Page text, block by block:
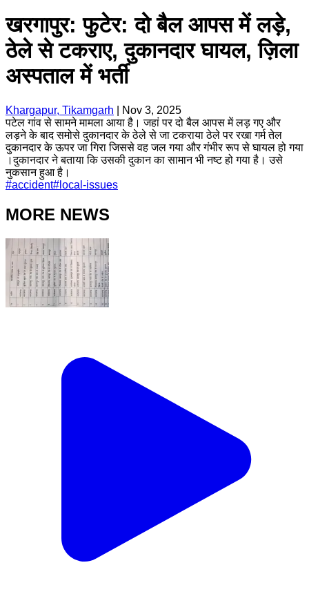
खरगापुर: फुटेर: दो बैल आपस में लड़े,
ठेले से टकराए, दुकानदार घायल, ज़िला
अस्पताल में भर्ती
Khargapur, Tikamgarh
Nov 3, 2025
पटेल गांव से सामने मामला आया है। जहां पर दो बैल आपस में लड़ गए और
लड़ने के बाद समोसे दुकानदार के ठेले से जा टकराया ठेले पर रखा गर्म तेल
दुकानदार के ऊपर जा गिरा जिससे वह जल गया और गंभीर रूप से घायल हो गया
।दुकानदार ने बताया कि उसकी दुकान का सामान भी नष्ट हो गया है। उसे
नुकसान हुआ है।
#accident# local-issues
MORE NEWS